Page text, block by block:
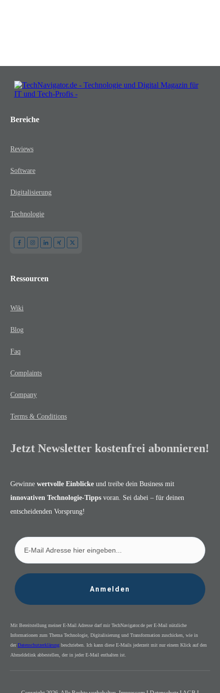
Bereiche
Reviews
Software
Digitalisierung
Technologie
Ressourcen
Wiki
Blog
Faq
Complaints
Company
Terms & Conditions
Jetzt Newsletter kostenfrei abonnieren!
Gewinne wertvolle Einblicke und treibe dein Business mit
innovativen Technologie-Tipps voran. Sei dabei – für deinen
entscheidenden Vorsprung!
Anmelden
Mit Bereitstellung meiner E-Mail Adresse darf mir TechNavigator.de per E-Mail nützliche
Informationen zum Thema Technologie, Digitalisierung und Transformation zuschicken, wie in
derDatenschutzerklärung beschrieben. Ich kann diese E-Mails jederzeit mit nur einem Klick auf den
Abmeldelink abbestellen, der in jeder E-Mail enthalten ist.